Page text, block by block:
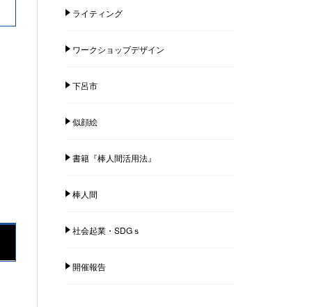
ライティング
ワークショップデザイン
下呂市
似顔絵
書籍『棒人間活用法』
棒人間
社会起業・SDGｓ
開催報告